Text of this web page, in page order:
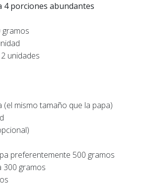
4 porciones abundantes
gramos
unidades
(el mismo tamaño que la papa)
preferentemente 500 gramos
300 gramos